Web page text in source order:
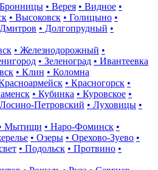
Бронницы • Верея • Видное •
• Высоковск • Голицыно •
• Долгопрудный •
• Железнодорожный •
• Зеленоград • Ивантеевка
• Клин • Коломна
• Красногорск •
• Кубинка • Куровское •
Петровский • Луховицы •
Мытищи • Наро-Фоминск •
• Озеры • Орехово-Зуево •
• Подольск • Протвино •